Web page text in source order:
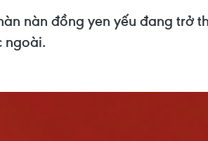
nàn đồng yen yếu đang trở
ngoài.